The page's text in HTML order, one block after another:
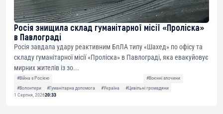
Росія знищила склад гуманітарної місії «Проліска»
в Павлограді
Росія завдала удару реактивним БпЛА типу «Шахед» по офісу та
складу гуманітарної місії «Проліска» в Павлограді, яка евакуйовує
мирних жителів із зо...
#Війна з Росією
#Воєнні злочини
#Волонтери
#Гуманітарна допомога #Україна
#Цивільні громадяни
1 Серпня, 202620:33